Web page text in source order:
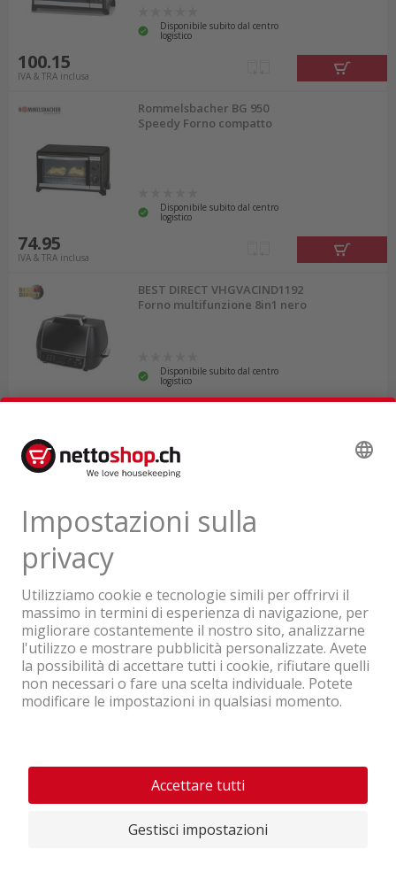
Disponibile subito dal centro
logistico
100.15
IVA & TRA inclusa
Rommelsbacher BG 950
Speedy Forno compatto
Disponibile subito dal centro
logistico
74.95
IVA & TRA inclusa
BEST DIRECT VHGVACIND1192
Forno multifunzione 8in1 nero
Disponibile subito dal centro
logistico
205.50
Un'azienda del Gruppo Coop